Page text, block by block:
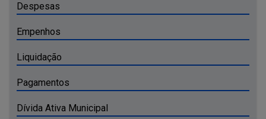
Despesas
Empenhos
Liquidação
Pagamentos
Dívida Ativa Municipal